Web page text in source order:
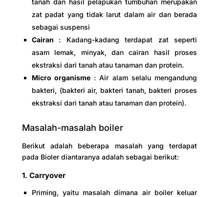
tanah dan hasil pelapukan tumbuhan merupakan
zat padat yang tidak larut dalam air dan berada
sebagai suspensi
Cairan : Kadang-kadang terdapat zat seperti
asam lemak, minyak, dan cairan hasil proses
ekstraksi dari tanah atau tanaman dan protein.
Micro organisme : Air alam selalu mengandung
bakteri, (bakteri air, bakteri tanah, bakteri proses
ekstraksi dari tanah atau tanaman dan protein).
Masalah-masalah boiler
Berikut adalah beberapa masalah yang terdapat
pada Bioler diantaranya adalah sebagai berikut:
1. Carryover
Priming, yaitu masalah dimana air boiler keluar